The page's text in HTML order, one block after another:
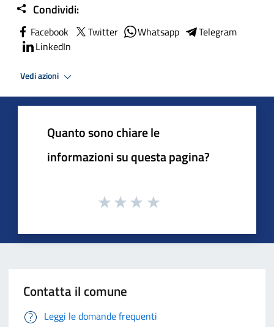
Condividi:
Facebook Twitter Whatsapp
Telegram
LinkedIn
Vedi azioni
Quanto sono chiare le
informazioni su questa pagina?
Contatta il comune
Leggi le domande frequenti